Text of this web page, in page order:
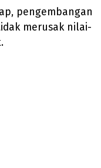
pengembangan
merusak nilai-